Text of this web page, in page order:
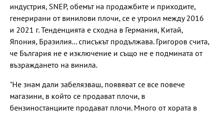
индустрия, SNEP, обемът на продажбите и приходите,
генерирани от винилови плочи, се е утроил между 2016
и 2021 г. Тенденцията е сходна в Германия, Китай,
Япония, Бразилия... списъкът продължава. Григоров счита,
че България не е изключение и също не е подмината от
възраждането на винила.
"Не знам дали забелязваш, появяват се все повече
магазини, в който се продават плочи, в
бензиностанциите продават плочи. Много от хората в